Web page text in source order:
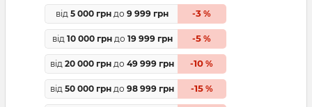
від 5 000 грн до 9 999 грн -3 %
від 10 000 грндо 19 999 грн -5 %
від 20 000 грн до 49 999 грн -10 %
від 50 000 грн до 98 999 грн -15%